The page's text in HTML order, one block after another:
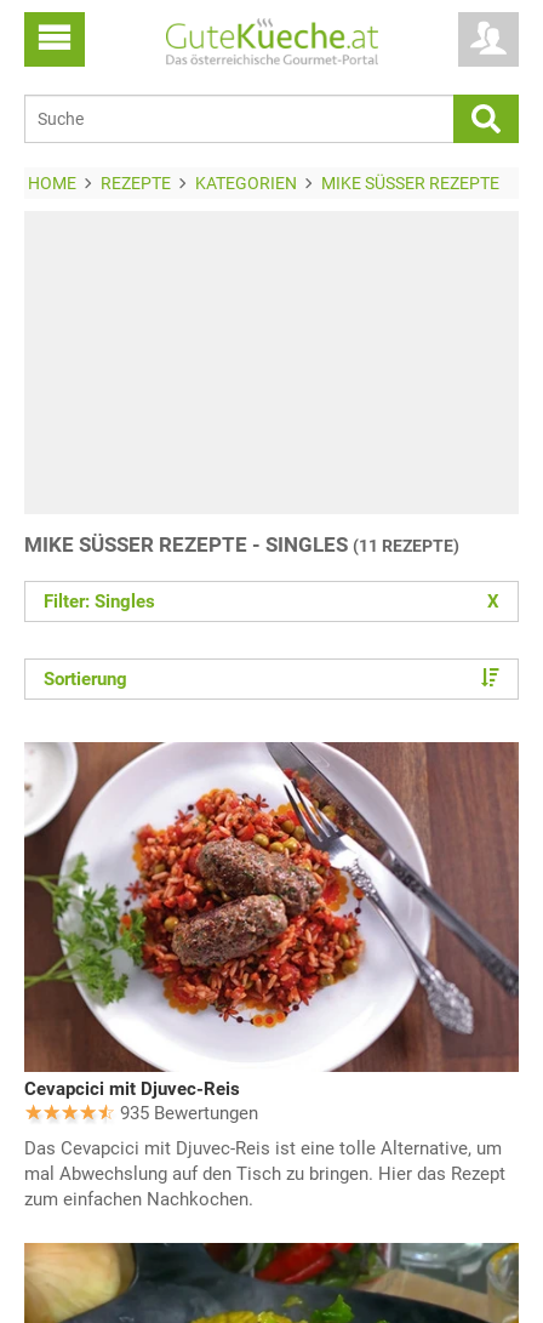
HOME REZEPTE KATEGORIEN MIKE SÜSSER REZEPTE
MIKE SÜSSER REZEPTE - SINGLES (11 REZEPTE)
Filter: Singles X
Sortierung
Cevapcici mit Djuvec-Reis
935 Bewertungen
Das Cevapcici mit Djuvec-Reis ist eine tolle Alternative, um
mal Abwechslung auf den Tisch zu bringen. Hier das Rezept
zum einfachen Nachkochen.